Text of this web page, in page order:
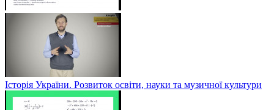
Історія України. Розвиток освіти, науки та музичної культури